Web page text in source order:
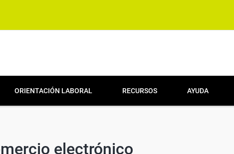
ORIENTACIÓN LABORAL RECURSOS AYUDA
electrónico